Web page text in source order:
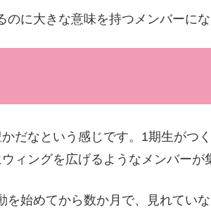
のに大きな意味を持つメンバーに
だなという感じです。1期生がつ
ィングを広げるようなメンバーが
を始めてから数か月で、見れてい